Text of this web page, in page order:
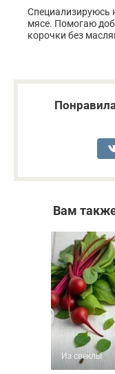
Специализируюсь
мясе. Помогаю
корочки без
Вам
Из свеклы